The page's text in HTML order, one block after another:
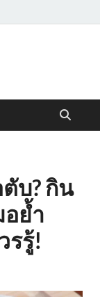
บ? กิน
ย้ำ
รรู้!